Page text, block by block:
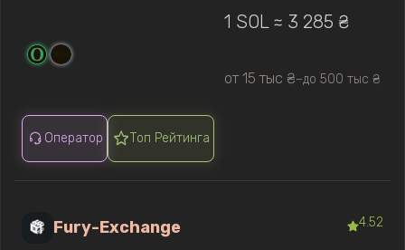
1 SOL ≈ 3 285 ₴
от 15 тыс ₴—до 500 тыс ₴
Оператор Топ Рейтинга
Fury-Exchange 4.52